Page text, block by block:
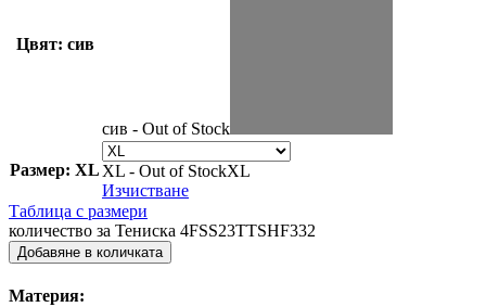
Цвят: сив
сив - Out of Stock
Размер: XL XL - Out of StockXL
Изчистване
Таблица с размери
количество за Тениска 4FSS23TTSHF332
Добавяне в количката
Материя: